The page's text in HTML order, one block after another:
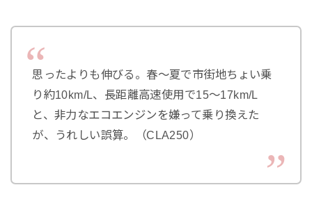
思ったよりも伸びる。春～夏で市街地ちょい乗
り約10km/L、長距離高速使用で15～17km/L
と、非力なエコエンジンを嫌って乗り換えた
が、うれしい誤算。（CLA250）